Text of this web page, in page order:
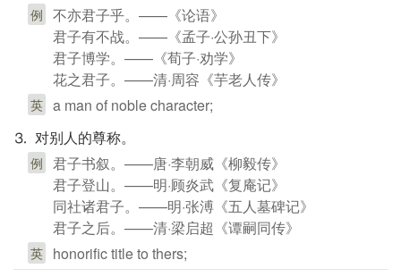
例 不亦君子乎。——《论语》
君子有不战。——《孟子·公孙丑下》
君子博学。——《荀子·劝学》
花之君子。——清·周容《芋老人传》
英 a man of noble character;
⒊ 对别人的尊称。
例 君子书叙。——唐·李朝威《柳毅传》
君子登山。——明·顾炎武《复庵记》
同社诸君子。——明·张溥《五人墓碑记》
君子之后。——清·梁启超《谭嗣同传》
英 honorific title to thers;